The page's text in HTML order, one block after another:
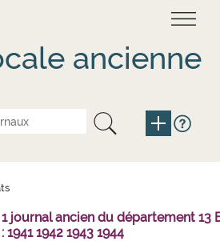
ancienne
1 journal ancien du département
: 1941 1942 1943 1944